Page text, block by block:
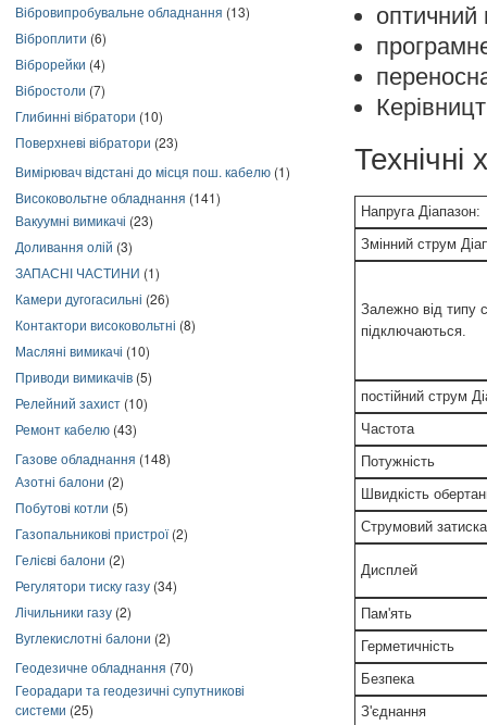
Вібровипробувальне обладнання (13)
Віброплити (6)
Віброрейки (4)
Вібростоли (7)
Глибинні вібратори (10)
Поверхневі вібратори (23)
Вимірювач відстані до місця пош. кабелю (1)
Високовольтне обладнання (141)
Вакуумні вимикачі (23)
Доливання олій (3)
ЗАПАСНІ ЧАСТИНИ (1)
Камери дугогасильні (26)
Контактори високовольтні (8)
Масляні вимикачі (10)
Приводи вимикачів (5)
Релейний захист (10)
Ремонт кабелю (43)
Газове обладнання (148)
Азотні балони (2)
Побутові котли (5)
Газопальникові пристрої(2)
Гелієві балони (2)
Регулятори тиску газу (34)
Лічильники газу (2)
Вуглекислотні балони (2)
Геодезичне обладнання (70)
Георадари та геодезичні супутникові
системи (25)
Технічні
Напруга Діапазон:
Змінний струм
Залежно від типу
підключаються.
постійний струм
Частота
Потужність
Швидкість
Струмовий
Дисплей
Пам'ять
Герметичність
Безпека
З'єднання